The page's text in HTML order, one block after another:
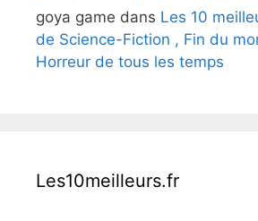
goya game dans Les 10
de Science-Fiction , Fin du
Horreur de tous les temps
Les10meilleurs.fr